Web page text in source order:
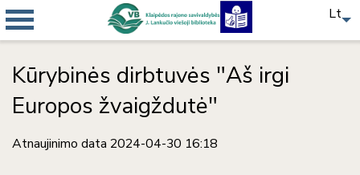
Kūrybinės dirbtuvės "Aš irgi
Europos žvaigždutė"
Atnaujinimo data 2024-04-30 16:18
Lt